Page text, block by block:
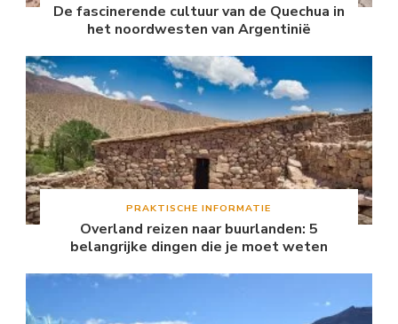
De fascinerende cultuur van de Quechua in
het noordwesten van Argentinië
PRAKTISCHE INFORMATIE
Overland reizen naar buurlanden: 5
belangrijke dingen die je moet weten